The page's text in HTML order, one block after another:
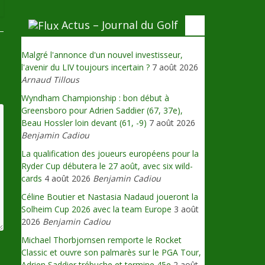
Actus – Journal du Golf
Malgré l'annonce d'un nouvel investisseur,
l'avenir du LIV toujours incertain ? 7 août 2026
Arnaud Tillous
Wyndham Championship : bon début à
Greensboro pour Adrien Saddier (67, 37e),
Beau Hossler loin devant (61, -9) 7 août 2026
Benjamin Cadiou
La qualification des joueurs européens pour la
Ryder Cup débutera le 27 août, avec six wild-
cards 4 août 2026 Benjamin Cadiou
Céline Boutier et Nastasia Nadaud joueront la
Solheim Cup 2026 avec la team Europe 3 août
2026 Benjamin Cadiou
Michael Thorbjornsen remporte le Rocket
Classic et ouvre son palmarès sur le PGA Tour,